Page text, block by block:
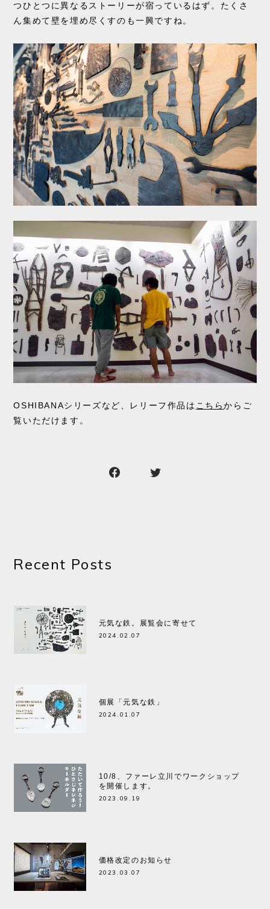
つひとつに異なるストーリーが宿っているはず。たくさ
ん集めて壁を埋め尽くすのも一興ですね。
OSHIBANAシリーズなど、レリーフ作品は こちらからご
覧いただけます。
Recent Posts
元気な鉄。展覧会に寄せて
2024.02.07
個展「元気な鉄」
2024.01.07
10/8、ファーレ立川でワークショップ
を開催します。
2023.09.19
価格改定のお知らせ
2023.03.07